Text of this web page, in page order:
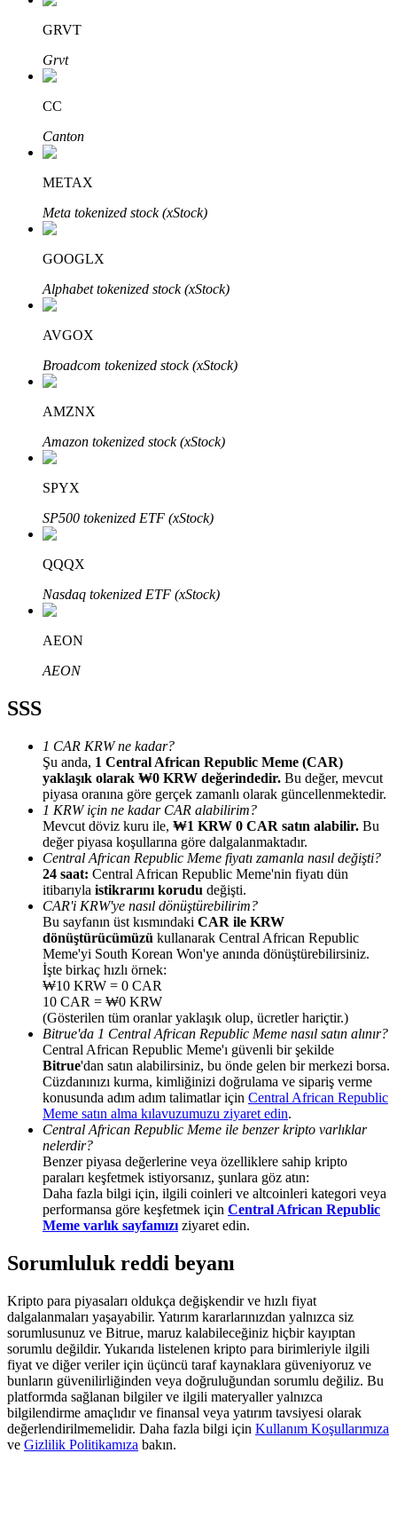
Otomatik Yatırım
Uzun vadeli kâr ve esnek çıkarlar elde edin
Stake Etmeyi Öğrenin
Yönlendirme
Arkadaşını davet et, nakit ödüller kazan
BTC Welcome Rewards
BTC Welcome Rewards
Deposit & Trade BTC to Share 25000 USDT prize pool!
Deposit CASHCAT & Win
Share 500000 CASHCAT prize pool
Exclusive for BitMart Users
Register & Trade to Win 500,000 USDT
GRVT
Grvt
CC
Canton
METAX
Meta tokenized stock (xStock)
GOOGLX
Alphabet tokenized stock (xStock)
AVGOX
Broadcom tokenized stock (xStock)
AMZNX
Amazon tokenized stock (xStock)
SPYX
SP500 tokenized ETF (xStock)
QQQX
Nasdaq tokenized ETF (xStock)
AEON
AEON
SSS
1 CAR KRW ne kadar?
Şu anda, 1 Central African Republic Meme (CAR)
yaklaşık olarak ₩0 KRW değerindedir. Bu değer, mevcut
piyasa oranına göre gerçek zamanlı olarak güncellenmektedir.
1 KRW için ne kadar CAR alabilirim?
Mevcut döviz kuru ile, ₩1 KRW 0 CAR satın alabilir. Bu
değer piyasa koşullarına göre dalgalanmaktadır.
Central African Republic Meme fiyatı zamanla nasıl değişti?
24 saat: Central African Republic Meme'nin fiyatı dün
itibarıyla istikrarını korudu değişti.
CAR'i KRW'ye nasıl dönüştürebilirim?
Bu sayfanın üst kısmındaki CAR ile KRW
dönüştürücümüzü kullanarak Central African Republic
Meme'yi South Korean Won'ye anında dönüştürebilirsiniz.
İşte birkaç hızlı örnek:
₩10 KRW = 0 CAR
10 CAR = ₩0 KRW
(Gösterilen tüm oranlar yaklaşık olup, ücretler hariçtir.)
Bitrue'da 1 Central African Republic Meme nasıl satın alınır?
Central African Republic Meme'ı güvenli bir şekilde
Bitrue'dan satın alabilirsiniz, bu önde gelen bir merkezi borsa.
Cüzdanınızı kurma, kimliğinizi doğrulama ve sipariş verme
konusunda adım adım talimatlar için Central African Republic
Meme satın alma kılavuzumuzu ziyaret edin.
Central African Republic Meme ile benzer kripto varlıklar
nelerdir?
Benzer piyasa değerlerine veya özelliklere sahip kripto
paraları keşfetmek istiyorsanız, şunlara göz atın:
Daha fazla bilgi için, ilgili coinleri ve altcoinleri kategori veya
performansa göre keşfetmek için Central African Republic
Meme varlık sayfamızı ziyaret edin.
Sorumluluk reddi beyanı
Kripto para piyasaları oldukça değişkendir ve hızlı fiyat
dalgalanmaları yaşayabilir. Yatırım kararlarınızdan yalnızca siz
sorumlusunuz ve Bitrue, maruz kalabileceğiniz hiçbir kayıptan
sorumlu değildir. Yukarıda listelenen kripto para birimleriyle ilgili
fiyat ve diğer veriler için üçüncü taraf kaynaklara güveniyoruz ve
bunların güvenilirliğinden veya doğruluğundan sorumlu değiliz. Bu
platformda sağlanan bilgiler ve ilgili materyaller yalnızca
bilgilendirme amaçlıdır ve finansal veya yatırım tavsiyesi olarak
değerlendirilmemelidir. Daha fazla bilgi için Kullanım Koşullarımıza
ve Gizlilik Politikamıza bakın.